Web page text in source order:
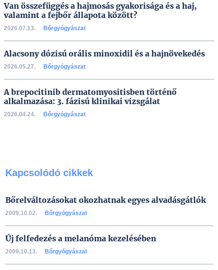
Van összefüggés a hajmosás gyakorisága és a haj,
valamint a fejbőr állapota között?
2026.07.13. Bőrgyógyászat
Alacsony dózisú orális minoxidil és a hajnövekedés
2026.05.27. Bőrgyógyászat
A brepocitinib dermatomyositisben történő
alkalmazása: 3. fázisú klinikai vizsgálat
2026.04.24. Bőrgyógyászat
Kapcsolódó cikkek
Bőrelváltozásokat okozhatnak egyes alvadásgátlók
2009.10.02. Bőrgyógyászat
Új felfedezés a melanóma kezelésében
2009.10.13. Bőrgyógyászat